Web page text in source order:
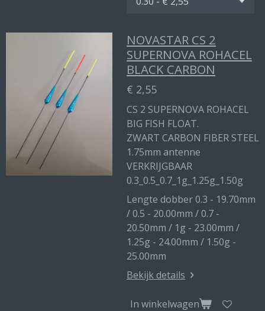
NOVASTAR CS 2
SUPERNOVA ROHACEL
BLACK CARBON
€ 2,55
CS 2 SUPERNOVA ROHACEL
BIG FISH FLOAT.
ZWART CARBON FIBER STEEL
1.75mm antenne
VERKRIJGBAAR
0.3_0.5_0.7_1g_1.25g_1.50g
Lengte dobber 0.3 - 19.70mm
/ 0.5 - 20.00mm / 0.7 -
20.50mm / 1g - 23.00mm /
1.25g - 24.00mm / 1.50g -
25.00mm
Bekijk details
In winkelwagen